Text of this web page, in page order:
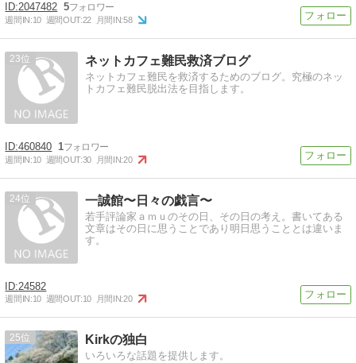
2047482 5
週間IN:10 週間OUT:22 月間IN:58
23 ネットカフェ難民救済ブログ
ネットカフェ難民を救済するためのブログ。究極のネッ
トカフェ難民脱出法を目指します。
460840 1
週間IN:10 週間OUT:30 月間IN:20
24 一誠館〜日々の戯言〜
若手評論家ａｍｕのその日、その日の考え。書いてある
文章はその日に思うことであり明日思うこととは違いま
す。
24582
週間IN:10 週間OUT:10 月間IN:20
25 Kirkの独白
いろいろな話題を提供します。